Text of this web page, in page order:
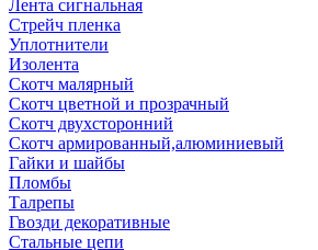
Лента сигнальная
Стрейч пленка
Уплотнители
Изолента
Скотч малярный
Скотч цветной и прозрачный
Скотч двухсторонний
Скотч армированный,алюминиевый
Гайки и шайбы
Пломбы
Талрепы
Гвозди декоративные
Стальные цепи